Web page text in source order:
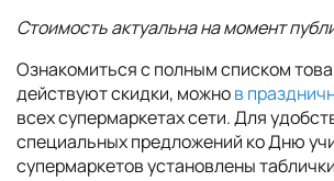
Стоимость актуальна на момент
Ознакомиться с полным списком
действуют скидки, можнов
всех супермаркетах сети. Для
специальных предложений ко Дню
супермаркетов установлены